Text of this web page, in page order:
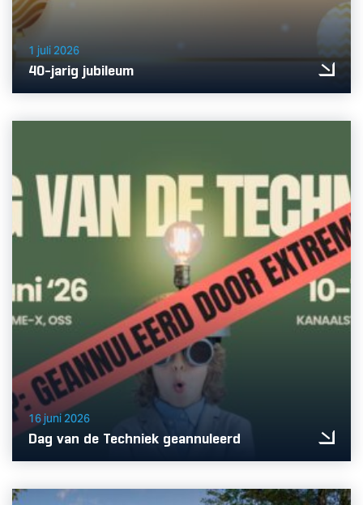
1 juli 2026
40-jarig jubileum
16 juni 2026
Dag van de Techniek geannuleerd